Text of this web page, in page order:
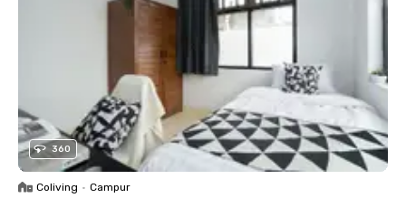
360
Coliving • Campur